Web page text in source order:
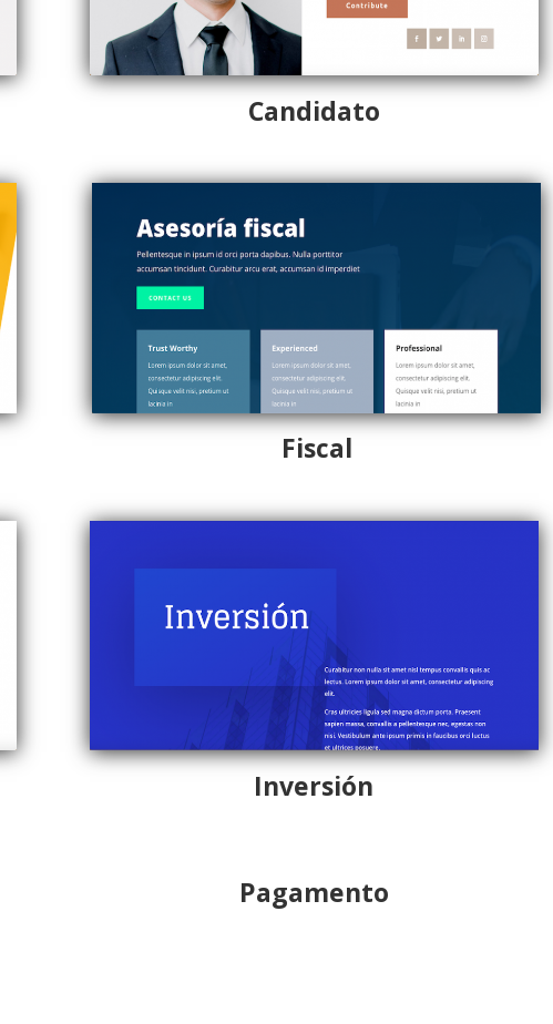
Candidato
Fiscal
Inversión
Pagamento